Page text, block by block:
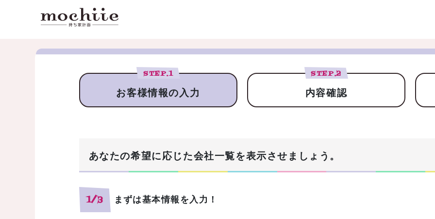
STEP.1
お客様情報の入力
STEP.2
内容確認
あなたの希望に応じた会社一覧を表示させましょう。
1/3 まずは基本情報を入力！